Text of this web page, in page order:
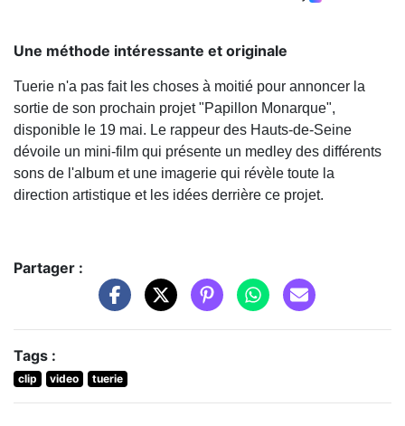
Une méthode intéressante et originale
Tuerie n'a pas fait les choses à moitié pour annoncer la
sortie de son prochain projet "Papillon Monarque",
disponible le 19 mai. Le rappeur des Hauts-de-Seine
dévoile un mini-film qui présente un medley des différents
sons de l'album et une imagerie qui révèle toute la
direction artistique et les idées derrière ce projet.
Partager :
Tags :
clip video tuerie